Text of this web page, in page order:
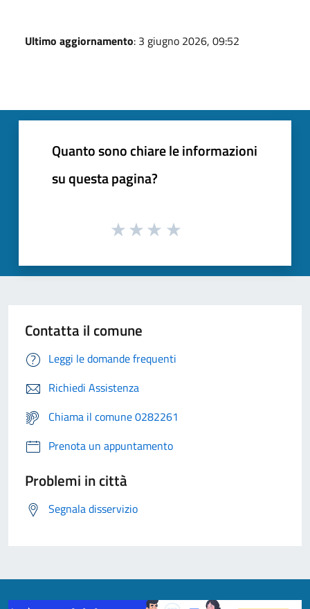
Ultimo aggiornamento: 3 giugno 2026, 09:52
Quanto sono chiare le informazioni
su questa pagina?
Contatta il comune
Leggi le domande frequenti
Richiedi Assistenza
Chiama il comune 0282261
Prenota un appuntamento
Problemi in città
Segnala disservizio